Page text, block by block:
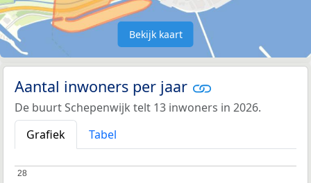
Bekijk kaart
Aantal inwoners per jaar
De buurt Schepenwijk telt 13 inwoners in 2026.
Grafiek
Tabel
28
28